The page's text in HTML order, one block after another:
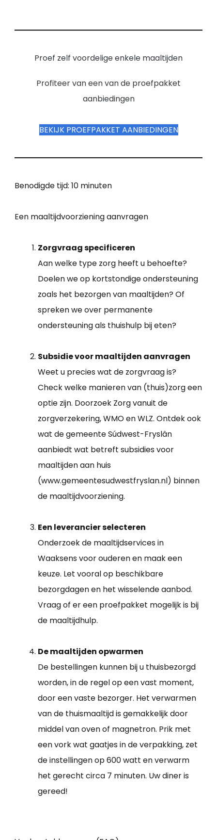
Proef zelf voordelige enkele maaltijden
Profiteer van een van de proefpakket
aanbiedingen
BEKIJK PROEFPAKKET AANBIEDINGEN
Benodigde tijd: 10 minuten
Een maaltijdvoorziening aanvragen
Zorgvraag specificeren
Aan welke type zorg heeft u behoefte?
Doelen we op kortstondige ondersteuning
zoals het bezorgen van maaltijden? Of
spreken we over permanente
ondersteuning als thuishulp bij eten?
Subsidie voor maaltijden aanvragen
Weet u precies wat de zorgvraag is?
Check welke manieren van (thuis)zorg een
optie zijn. Doorzoek Zorg vanuit de
zorgverzekering, WMO en WLZ. Ontdek ook
wat de gemeente Súdwest-Fryslân
aanbiedt wat betreft subsidies voor
maaltijden aan huis
(www.gemeentesudwestfryslan.nl) binnen
de maaltijdvoorziening.
Een leverancier selecteren
Onderzoek de maaltijdservices in
Waaksens voor ouderen en maak een
keuze. Let vooral op beschikbare
bezorgdagen en het wisselende aanbod.
Vraag of er een proefpakket mogelijk is bij
de maaltijdhulp.
De maaltijden opwarmen
De bestellingen kunnen bij u thuisbezorgd
worden, in de regel op een vast moment,
door een vaste bezorger. Het verwarmen
van de thuismaaltijd is gemakkelijk door
middel van oven of magnetron. Prik met
een vork wat gaatjes in de verpakking, zet
de instellingen op 600 watt en verwarm
het gerecht circa 7 minuten. Uw diner is
gereed!